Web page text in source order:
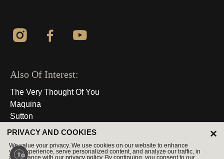
Also Of Interest:
The Very Thought Of You
Maquina
Sutton
© 2026 Derechos Reservados
PRIVACY AND COOKIES
We value your privacy. We use cookies on our website to enhance
your experience, serve personalized content, and analyze our traffic, in
accordance with our privacy policy. By continuing, you consent to our
×